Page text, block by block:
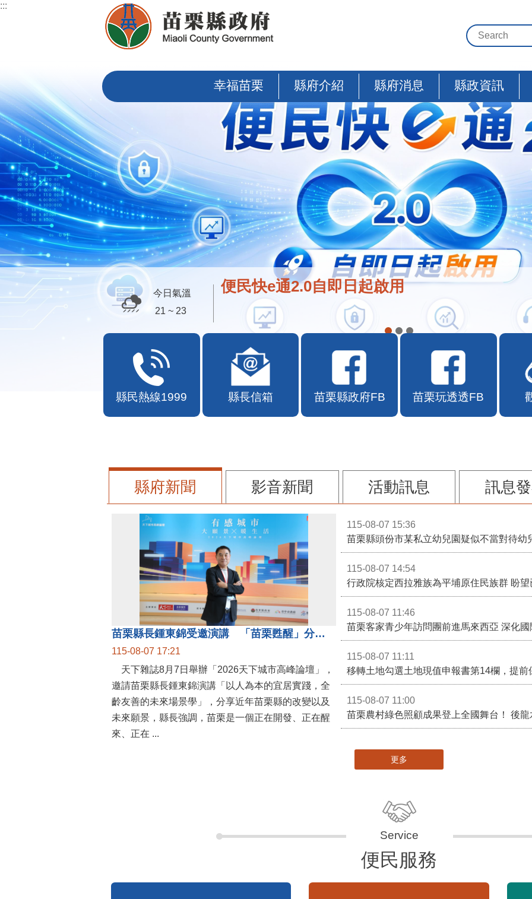
跳到主要內容區塊
:::
幸福苗栗 縣府介紹 縣府消息 縣政資訊
便民快e通2.0自即日起啟用
今日氣溫
21 ~ 23
縣民熱線1999 縣長信箱 苗栗縣政府FB 苗栗玩透透FB
縣府新聞 影音新聞 活動訊息 訊息
苗栗縣長鍾東錦受邀演講 「苗栗甦醒」分享近年轉變
115-08-07 17:21
天下雜誌8月7日舉辦「2026天下城市高峰論壇」，
邀請苗栗縣長鍾東錦演講「以人為本的宜居實踐，全
齡友善的未來場景學」，分享近年苗栗縣的改變以及
未來願景，縣長強調，苗栗是一個正在開發、正在醒
來、正在 ...
115-08-07 15:36
苗栗縣頭份市某私立幼兒園疑似不當對待幼
115-08-07 14:54
115-08-07 11:46
苗栗客家青少年訪問團前進馬來西亞 深化
115-08-07 11:11
移轉土地勾選土地現值申報書第14欄，提前
115-08-07 11:00
更多
便民服務